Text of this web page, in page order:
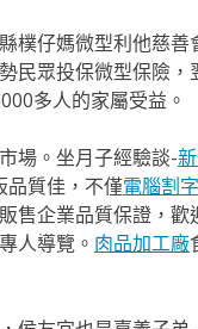
樸仔媽微型利他慈
民眾投保微型保險
多人的家屬受益。
場。坐月子經驗談-
品質佳，不僅電腦割字
售企業品質保證，歡
人導覽。 肉品加工廠